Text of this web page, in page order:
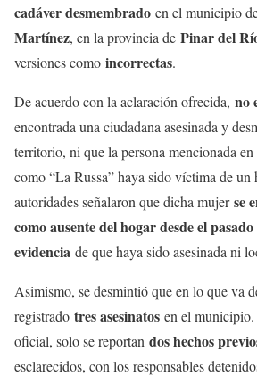
cadáver desmembrado en el municipio
Martínez, en la provincia de Pinar del
versiones como incorrectas.
De acuerdo con la aclaración ofrecida, no
encontrada una ciudadana asesinada y
territorio, ni que la persona mencionada
como “La Russa” haya sido víctima de
autoridades señalaron que dicha mujerse
como ausente del hogar desde el
evidencia de que haya sido asesinada ni
Asimismo, se desmintió que en lo que va
registrado tres asesinatos en el
oficial, solo se reportan dos hechos
esclarecidos, con los responsables